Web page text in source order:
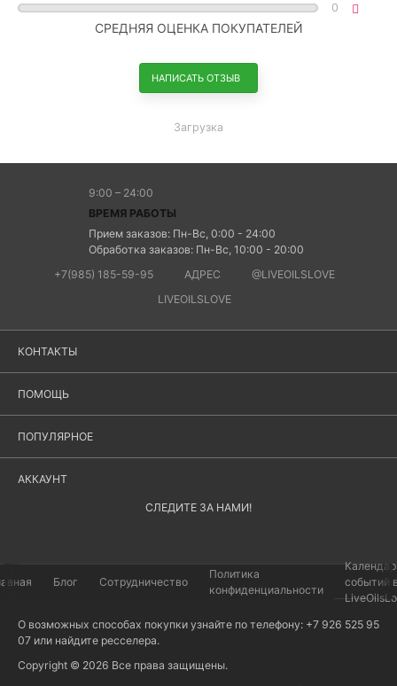
0
СРЕДНЯЯ ОЦЕНКА ПОКУПАТЕЛЕЙ
НАПИСАТЬ ОТЗЫВ
Загрузка
9:00 – 24:00
ВРЕМЯ РАБОТЫ
Прием заказов: Пн-Вс, 0:00 - 24:00
Обработка заказов: Пн-Вс, 10:00 - 20:00
+7(985) 185-59-95
АДРЕС
@LIVEOILSLOVE
LIVEOILSLOVE
КОНТАКТЫ
ПОМОЩЬ
ПОПУЛЯРНОЕ
АККАУНТ
СЛЕДИТЕ ЗА НАМИ!
Блог Сотрудничество
Политика
конфиденциальности
событий
О возможных способах покупки узнайте по телефону: +7 926 525 95
07 или найдите ресселера.
Copyright © 2026 Все права защищены.